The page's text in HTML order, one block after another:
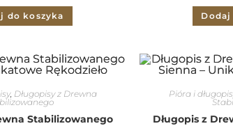
do koszyka Dodaj
, Długopisy z Drewna
Stabilizowanego
Pióra i
Długopis z